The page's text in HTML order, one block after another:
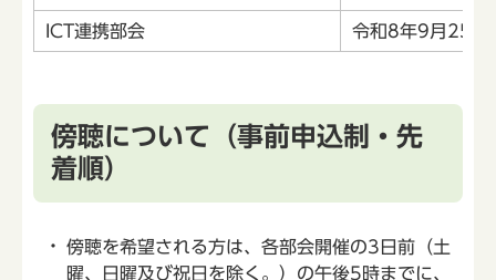
ICT連携部会 令和8年9月25日
傍聴について（事前申込制・先
着順）
傍聴を希望される方は、各部会開催の3日前（土
曜、日曜及び祝日を除く。）の午後5時までに、